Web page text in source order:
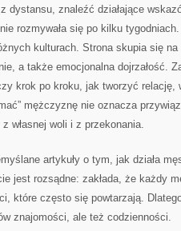
dystansu, znaleźć działające
rozmywała się po kilku
kulturach. Strona skupia się
a także emocjonalna dojrzałość.
krok po kroku, jak tworzyć relację,
mężczyznę nie oznacza
własnej woli i z przekonania.
artykuły o tym, jak działa
jest rozsądne: zakłada, że każdy
które często się powtarzają.
znajomości, ale też codzienności.